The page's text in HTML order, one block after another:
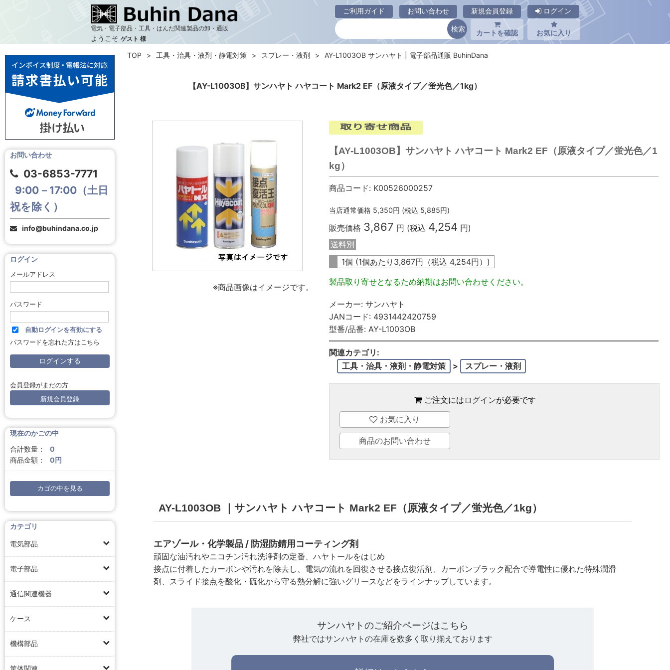
電気・電子部品・工具・はんだ関連製品の卸・通販
ようこそ ゲスト 様
ご利用ガイド お問い合わせ 新規会員登録 ログイン
カートを確認 お気に入り
【AY-L1003OB】サンハヤト ハヤコート Mark2 EF（原液タイプ／蛍光色／1kg）
お問い合わせ
03-6853-7771
9:00－17:00（土日
祝を除く）
info@buhindana.co.jp
ログイン
メールアドレス
パスワード
自動ログインを有効にする
パスワードを忘れた方はこちら
会員登録がまだの方
新規会員登録
現在のかごの中
合計数量：
0
商品金額：
0円
カゴの中を見る
カテゴリ
電気部品
電子部品
通信関連機器
ケース
機構部品
筐体関連
TOP 工具・治具・液剤・静電対策 スプレー・液剤 AY-L1003OB サンハヤト | 電子部品通販 BuhinDana
※商品画像はイメージです。
【AY-L1003OB】サンハヤト ハヤコート Mark2 EF（原液タイプ／蛍光色／1
kg）
商品コード: K00526000257
当店通常価格 5,350円 (税込 5,885円)
販売価格 3,867 円 (税込 4,254 円)
送料別
1個 (1個あたり 3,867円（税込 4,254円）)
製品取り寄せとなるため納期はお問い合わせください。
メーカー: サンハヤト
JANコード: 4931442420759
型番/品番: AY-L1003OB
関連カテゴリ:
工具・治具・液剤・静電対策
> スプレー・液剤
ご注文には ログインが必要です
お気に入り
商品のお問い合わせ
AY-L1003OB ｜サンハヤト ハヤコート Mark2 EF（原液タイプ／蛍光色／1kg）
エアゾール・化学製品 / 防湿防錆用コーティング剤
頑固な油汚れやニコチン汚れ洗浄剤の定番、ハヤトールをはじめ
接点に付着したカーボンや汚れを除去し、電気の流れを回復させる接点復活剤、カーボンブラック配合で導電性に優れた特殊潤滑
剤、スライド接点を酸化・硫化から守る熱分解に強いグリースなどをラインナップしています。
サンハヤトのご紹介ページはこちら
弊社ではサンハヤトの在庫を数多く取り揃えております